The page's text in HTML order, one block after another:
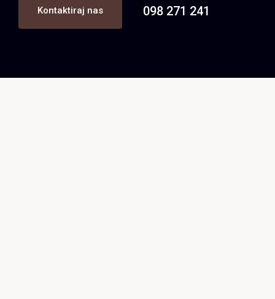
Kontaktiraj nas 098 271 241